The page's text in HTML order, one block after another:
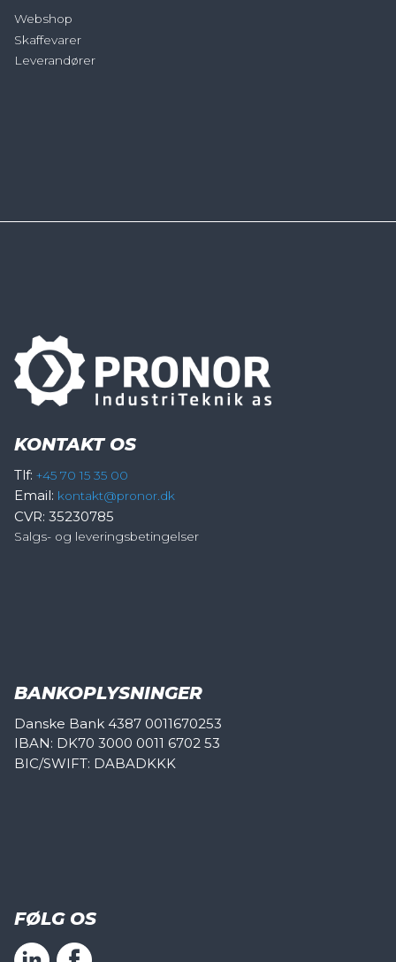
Webshop
Skaffevarer
Leverandører
KONTAKT OS
Tlf: +45 70 15 35 00
Email: kontakt@pronor.dk
CVR: 35230785
Salgs- og leveringsbetingelser
BANKOPLYSNINGER
Danske Bank 4387 0011670253
IBAN: DK70 3000 0011 6702 53
BIC/SWIFT: DABADKKK
FØLG OS